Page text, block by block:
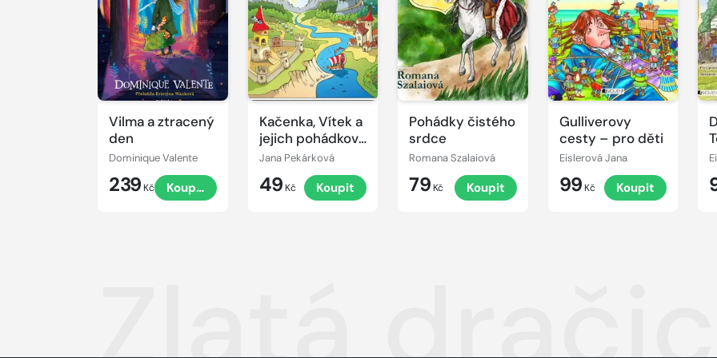
Vilma a ztracený
den
Dominique Valente
239 Kč Koupit
Kačenka, Vítek a
jejich pohádkové
dobrodružství
Jana Pekárková
49 Kč Koupit
Pohádky čistého
srdce
Romana Szalaiová
79 Kč Koupit
Gulliverovy
cesty – pro děti
Eislerová Jana
99 Kč Koupit
Zlatá